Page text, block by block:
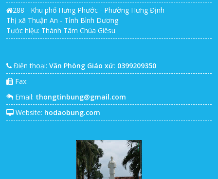
288 - Khu phố Hưng Phước - Phường Hưng Định
Thị xã Thuận An - Tỉnh Bình Dương
Tước hiệu: Thánh Tâm Chúa Giêsu
Điện thoại:Văn Phòng Giáo xứ: 0399209350
Fax:
Email: thongtinbung@gmail.com
Website: hodaobung.com